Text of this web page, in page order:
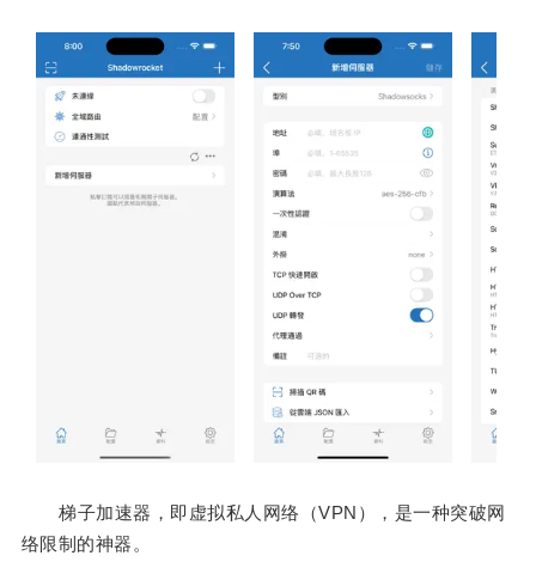
梯子加速器，即虚拟私人网络（VPN），是一种突破网
络限制的神器。